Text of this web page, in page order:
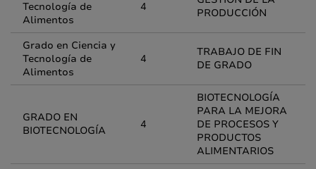
Tecnología de
Alimentos
4
PRODUCCIÓN
Grado en Ciencia y
Tecnología de
Alimentos
4
TRABAJO DE FIN
DE GRADO
GRADO EN
BIOTECNOLOGÍA
4
BIOTECNOLOGÍA
PARA LA MEJORA
DE PROCESOS Y
PRODUCTOS
ALIMENTARIOS